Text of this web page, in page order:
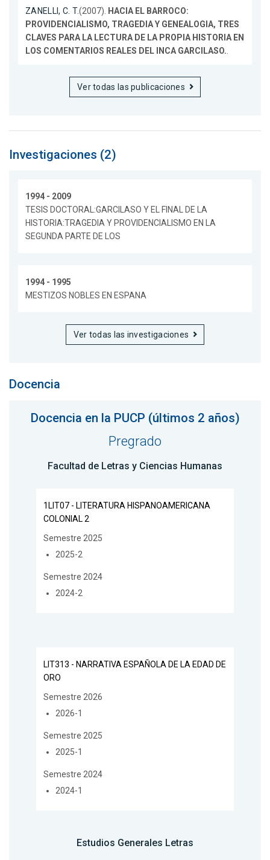
ZANELLI, C. T.(2007).
HACIA EL BARROCO:
PROVIDENCIALISMO, TRAGEDIA Y GENEALOGIA, TRES
CLAVES PARA LA LECTURA DE LA PROPIA HISTORIA EN
LOS COMENTARIOS REALES DEL INCA GARCILASO.
Ver todas las publicaciones
Investigaciones (2)
1994 - 2009
TESIS DOCTORAL:GARCILASO Y EL FINAL DE LA
HISTORIA:TRAGEDIA Y PROVIDENCIALISMO EN LA
SEGUNDA PARTE DE LOS
1994 - 1995
MESTIZOS NOBLES EN ESPANA
Ver todas las investigaciones
Docencia
Docencia en la PUCP (últimos 2 años)
Pregrado
Facultad de Letras y Ciencias Humanas
1LIT07 - LITERATURA HISPANOAMERICANA
COLONIAL 2
Semestre 2025
2025-2
Semestre 2024
2024-2
LIT313 - NARRATIVA ESPAÑOLA DE LA EDAD DE
ORO
Semestre 2026
2026-1
Semestre 2025
2025-1
Semestre 2024
2024-1
Estudios Generales Letras